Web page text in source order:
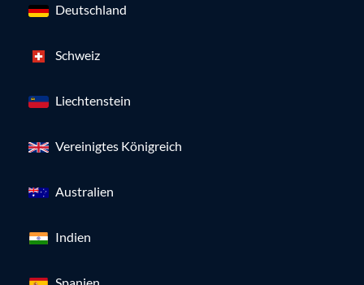
Deutschland
Schweiz
Liechtenstein
Vereinigtes Königreich
Australien
Indien